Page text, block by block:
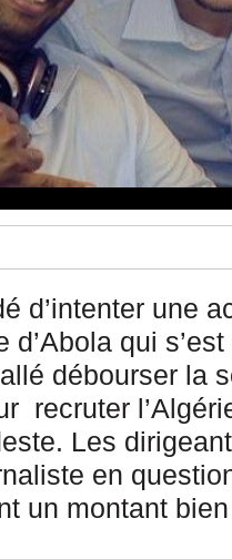
d’intenter une
d’Abola qui
débourser la
recruter
Les
en
un montant